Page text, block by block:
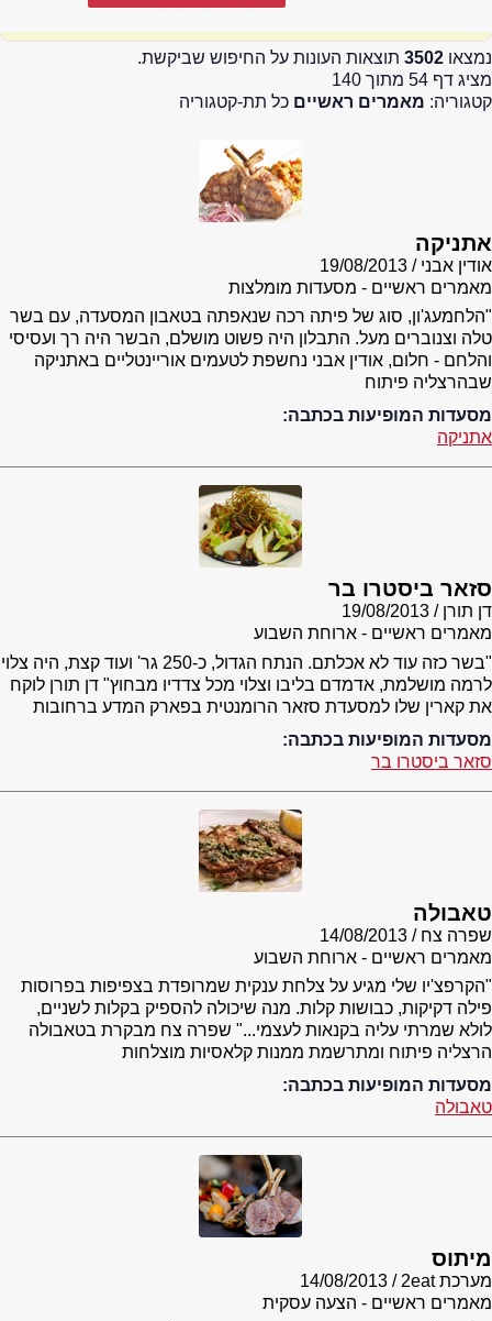
נמצאו 3502 תוצאות העונות על החיפוש שביקשת.
מציג דף 54 מתוך 140
קטגוריה: מאמרים ראשיים כל תת-קטגוריה
אתניקה
אודין אבני
19/08/2013
מאמרים ראשיים - מסעדות מומלצות
"הלחמעג'ון, סוג של פיתה רכה שנאפתה בטאבון המסעדה, עם בשר
טלה וצנוברים מעל. התבלון היה פשוט מושלם, הבשר היה רך ועסיסי
והלחם - חלום, אודין אבני נחשפת לטעמים אוריינטליים באתניקה
שבהרצליה פיתוח
מסעדות המופיעות בכתבה:
אתניקה
סזאר ביסטרו בר
דן תורן
19/08/2013
מאמרים ראשיים - ארוחת השבוע
"בשר כזה עוד לא אכלתם. הנתח הגדול, כ-250 גר' ועוד קצת, היה צלוי
לרמה מושלמת, אדמדם בליבו וצלוי מכל צדדיו מבחוץ" דן תורן לוקח
את קארין שלו למסעדת סזאר הרומנטית בפארק המדע ברחובות
מסעדות המופיעות בכתבה:
סזאר ביסטרו בר
טאבולה
שפרה צח
14/08/2013
מאמרים ראשיים - ארוחת השבוע
"הקרפצ'יו שלי מגיע על צלחת ענקית שמרופדת בצפיפות בפרוסות
פילה דקיקות, כבושות קלות. מנה שיכולה להספיק בקלות לשניים,
לולא שמרתי עליה בקנאות לעצמי..." שפרה צח מבקרת בטאבולה
הרצליה פיתוח ומתרשמת ממנות קלאסיות מוצלחות
מסעדות המופיעות בכתבה:
טאבולה
מיתוס
מערכת 2eat
14/08/2013
מאמרים ראשיים - הצעה עסקית